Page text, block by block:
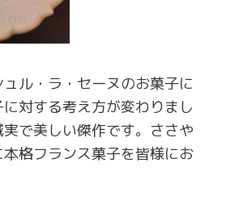
ル・ラ・セーヌのお菓子に
対する考え方が変わりまし
で美しい傑作です。ささや
格フランス菓子を皆様にお